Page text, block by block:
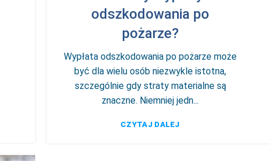
odszkodowania po
pożarze?
Wypłata odszkodowania po pożarze może
być dla wielu osób niezwykle istotna,
szczególnie gdy straty materialne są
znaczne. Niemniej jedn...
CZYTAJ DALEJ